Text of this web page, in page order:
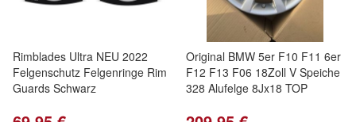
Rimblades Ultra NEU 2022
Felgenschutz Felgenringe Rim
Guards Schwarz
Original BMW 5er F10 F11 6er
F12 F13 F06 18Zoll V Speiche
328 Alufelge 8Jx18 TOP